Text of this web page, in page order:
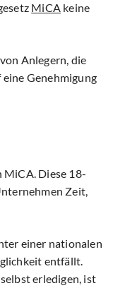
MiCA keine
Anlegern, die
Genehmigung
MiCA. Diese 18-
Zeit,
einer nationalen
entfällt.
erledigen, ist